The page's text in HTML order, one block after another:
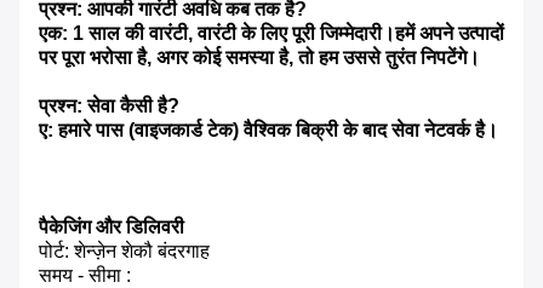
प्रश्न: आपकी गारंटी अवधि कब तक है?
एक: 1 साल की वारंटी, वारंटी के लिए पूरी जिम्मेदारी।हमें अपने उत्पादों
पर पूरा भरोसा है, अगर कोई समस्या है, तो हम उससे तुरंत निपटेंगे।
प्रश्न: सेवा कैसी है?
ए: हमारे पास (वाइजकार्ड टेक) वैश्विक बिक्री के बाद सेवा नेटवर्क है।
पैकेजिंग और डिलिवरी
पोर्ट: शेन्ज़ेन शेकौ बंदरगाह
समय - सीमा :